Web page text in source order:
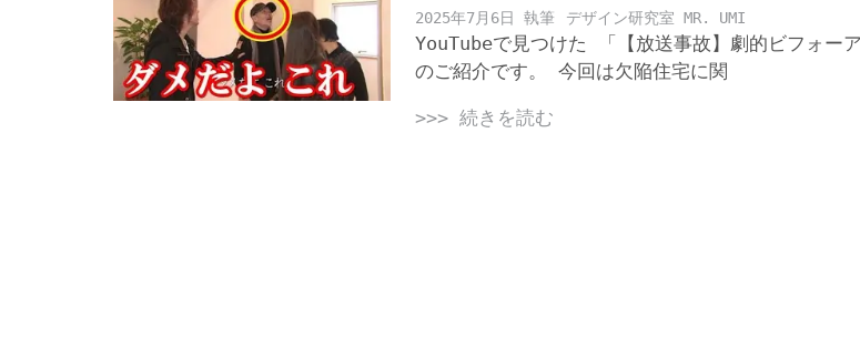
2025年7月6日 デザイン研究室 MR. UMI
YouTubeで見つけた 「【放送事故】劇的ビフォー
のご紹介です。 今回は欠陥住宅に関
>>> 続きを読む